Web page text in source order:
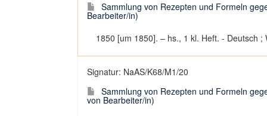
Sammlung von Rezepten und Formeln
Bearbeiter/in)
1850 [um 1850]. – hs., 1 kl. Heft. - Deutsch ;
Signatur: NaAS/K68/M1/20
Sammlung von Rezepten und Formeln
von Bearbeiter/in)